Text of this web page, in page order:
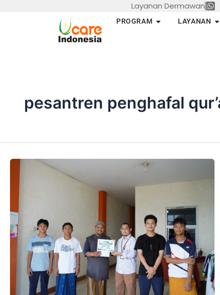
Layanan Dermawan
PROGRAM Open PROGRAM
LAYANAN
pesantren penghafal